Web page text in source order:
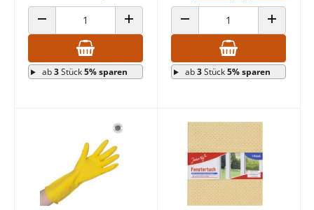
ANZAHL VERRINGERN ANZAHL ERHÖHEN
ab3Stück5% sparen
ANZAHL VERRINGERN ANZAHL
ab3Stück5% sparen